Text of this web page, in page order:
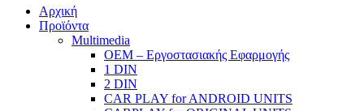
Αρχική
Προϊόντα
Μultimedia
OEM – Εργοστασιακής Εφαρμογής
1 DIN
2 DIN
CAR PLAY for ANDROID UNITS